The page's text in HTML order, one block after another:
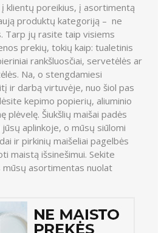
klientų poreikius, į asortimentą
produktų kategoriją – ne
Tarp jų rasite taip visiems
prekių, tokių kaip: tualetinis
rankšluosčiai, servetėlės ar
Na, o stengdamiesi
ir darbą virtuvėje, nuo šiol pas
kepimo popierių, aliuminio
plėvelę. Šiukšlių maišai padės
aplinkoje, o mūsų siūlomi
ir pirkinių maišeliai pagelbės
maistą išsinešimui. Sekite
mūsų asortimentas nuolat